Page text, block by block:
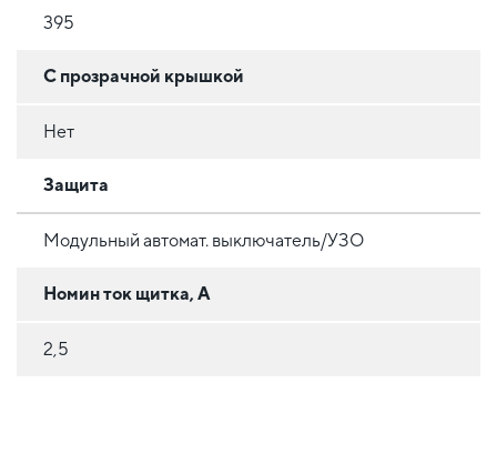
395
С прозрачной крышкой
Нет
Защита
Модульный автомат. выключатель/УЗО
Номин ток щитка, А
2,5